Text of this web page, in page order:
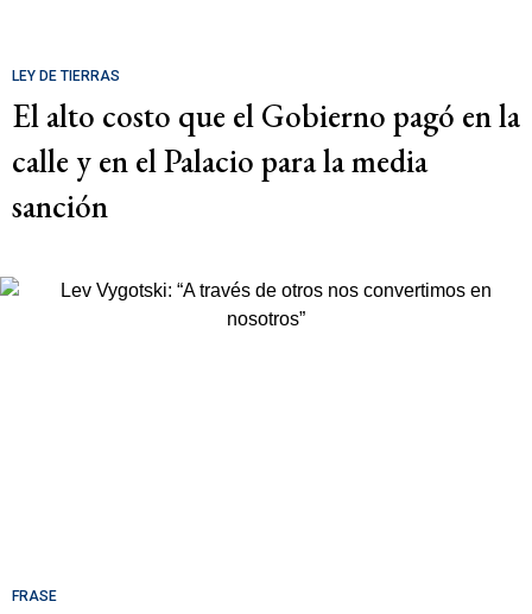
LEY DE TIERRAS
El alto costo que el Gobierno pagó en la
calle y en el Palacio para la media
sanción
FRASE